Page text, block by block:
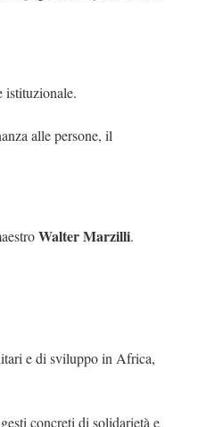
istituzionale.
alle persone, il
Walter Marzilli.
e di sviluppo in Africa,
concreti di solidarietà e